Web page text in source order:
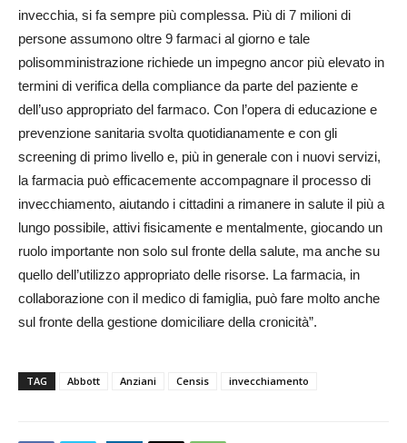
invecchia, si fa sempre più complessa. Più di 7 milioni di
persone assumono oltre 9 farmaci al giorno e tale
polisomministrazione richiede un impegno ancor più elevato in
termini di verifica della compliance da parte del paziente e
dell’uso appropriato del farmaco. Con l’opera di educazione e
prevenzione sanitaria svolta quotidianamente e con gli
screening di primo livello e, più in generale con i nuovi servizi,
la farmacia può efficacemente accompagnare il processo di
invecchiamento, aiutando i cittadini a rimanere in salute il più a
lungo possibile, attivi fisicamente e mentalmente, giocando un
ruolo importante non solo sul fronte della salute, ma anche su
quello dell’utilizzo appropriato delle risorse. La farmacia, in
collaborazione con il medico di famiglia, può fare molto anche
sul fronte della gestione domiciliare della cronicità”.
TAG Abbott Anziani Censis invecchiamento